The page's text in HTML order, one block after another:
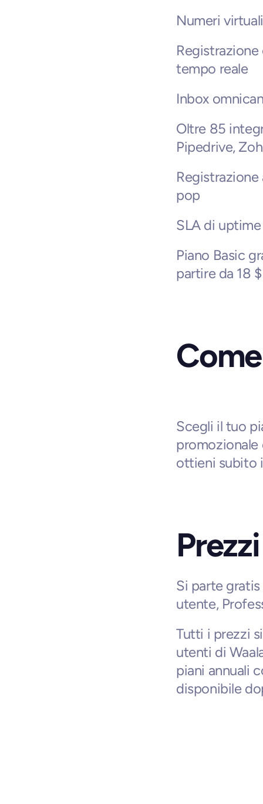
Numeri
Registrazione
tempo reale
Inbox
Oltre 85
Pipedrive,
pop
SLA di uptime
Piano Basic
partire da 18
Scegli il tuo
promozionale
ottieni subito
Prezzi
Si parte
utente,
Tutti i prezzi
utenti di
piani annuali
disponibile